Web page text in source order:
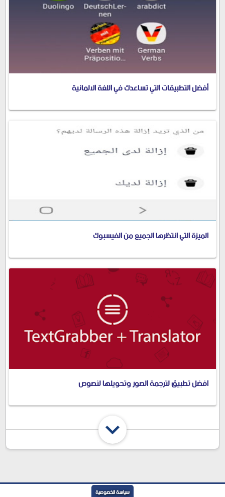
أفضل التطبيقات التي تساعدك في اللغة الالمانية
الميزة التي انتظرها الجميع من الفيسبوك
افضل تطبيق لترجمة الصور وتحويلها لنصوص
سياسة الخصوصية